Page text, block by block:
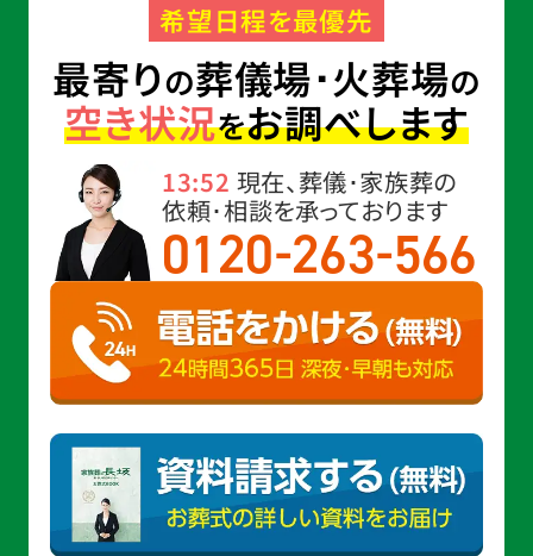
希望日程を最優先
最寄りの葬儀場･火葬場の
空き状況をお調べします
13:52 現在、葬儀･家族葬の
依頼･相談を承っております
0120-263-566